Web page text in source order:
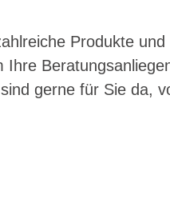
Produkte
gerne für Sie da,